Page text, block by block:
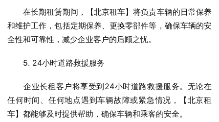
在长期租赁期间，【北京租车】将负责车辆的日常保养
和维护工作，包括定期保养、更换零部件等，确保车辆的安
全性和可靠性，减少企业客户的后顾之忧。
5. 24小时道路救援服务
企业长租客户将享受到24小时道路救援服务。无论在
任何时间、任何地点遇到车辆故障或紧急情况，【北京租
车】都能够及时提供帮助，确保车辆和乘客的安全。